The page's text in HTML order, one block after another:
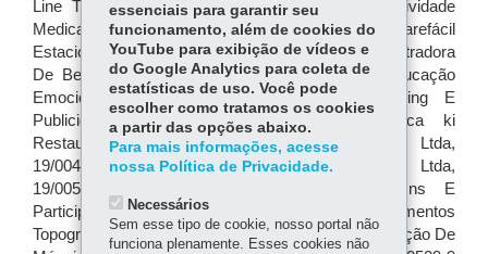
essenciais para garantir seu
funcionamento, além de cookies do
YouTube para exibição de vídeos e
do Google Analytics para coleta de
estatísticas de uso. Você pode
escolher como tratamos os cookies
a partir das opções abaixo.
Para mais informações, acesse
nossa Política de Privacidade.
Necessários
Sem esse tipo de cookie, nosso portal não
funciona plenamente. Esses cookies não